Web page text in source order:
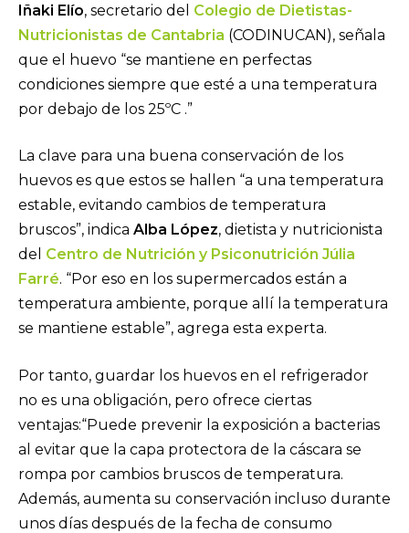
Iñaki Elío, secretario del Colegio de Dietistas-
Nutricionistas de Cantabria (CODINUCAN), señala
que el huevo “se mantiene en perfectas
condiciones siempre que esté a una temperatura
por debajo de los 25ºC .”
La clave para una buena conservación de los
huevos es que estos se hallen “a una temperatura
estable, evitando cambios de temperatura
bruscos”, indica Alba López, dietista y nutricionista
del Centro de Nutrición y Psiconutrición Júlia
Farré. “Por eso en los supermercados están a
temperatura ambiente, porque allí la temperatura
se mantiene estable”, agrega esta experta.
Por tanto, guardar los huevos en el refrigerador
no es una obligación, pero ofrece ciertas
ventajas:“Puede prevenir la exposición a bacterias
al evitar que la capa protectora de la cáscara se
rompa por cambios bruscos de temperatura.
Además, aumenta su conservación incluso durante
unos días después de la fecha de consumo